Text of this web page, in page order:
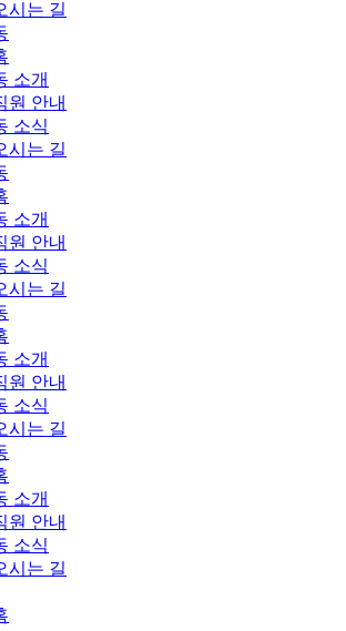
시는 길
소개
원 안내
소식
시는 길
소개
원 안내
소식
시는 길
소개
원 안내
소식
시는 길
소개
원 안내
소식
시는 길